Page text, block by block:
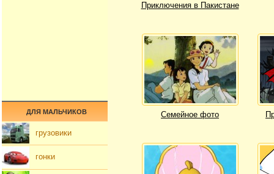
Приключения в Пакистане
Семейное фото
ДЛЯ МАЛЬЧИКОВ
грузовики
гонки